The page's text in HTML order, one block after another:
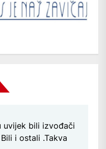
uvijek bili izvođači
i ostali .Takva